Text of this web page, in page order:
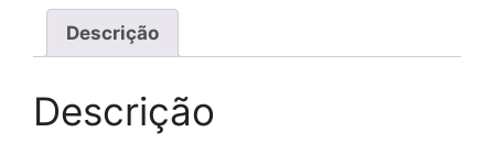
Descrição
Descrição